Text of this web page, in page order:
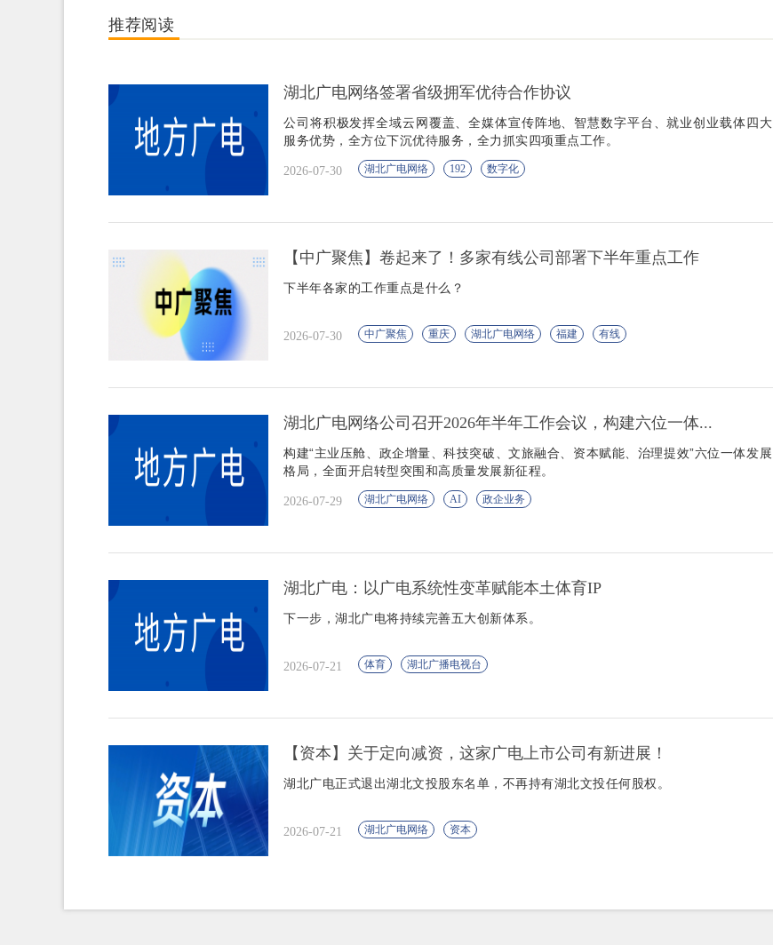
推荐阅读
湖北广电网络签署省级拥军优待合作协议
公司将积极发挥全域云网覆盖、全媒体宣传阵地、智慧数字平台、就业创业载体四大
服务优势，全方位下沉优待服务，全力抓实四项重点工作。
2026-07-30 湖北广电网络 192 数字化
【中广聚焦】卷起来了！多家有线公司部署下半年重点工作
下半年各家的工作重点是什么？
2026-07-30 中广聚焦 重庆 湖北广电网络 福建 有线
湖北广电网络公司召开2026年半年工作会议，构建六位一体...
构建“主业压舱、政企增量、科技突破、文旅融合、资本赋能、治理提效”六位一体发展
格局，全面开启转型突围和高质量发展新征程。
2026-07-29 湖北广电网络 AI 政企业务
湖北广电：以广电系统性变革赋能本土体育IP
下一步，湖北广电将持续完善五大创新体系。
2026-07-21 体育 湖北广播电视台
【资本】关于定向减资，这家广电上市公司有新进展！
湖北广电正式退出湖北文投股东名单，不再持有湖北文投任何股权。
2026-07-21 湖北广电网络 资本